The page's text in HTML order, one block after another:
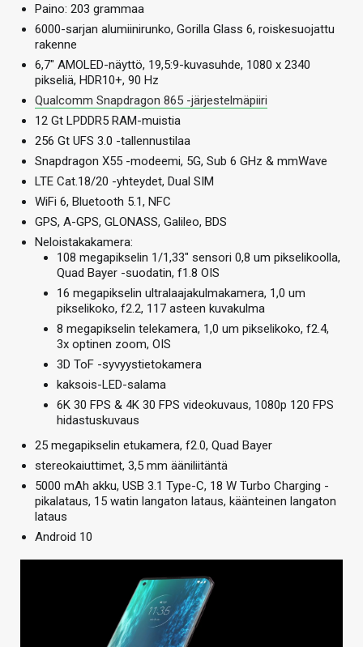
Paino: 203 grammaa
6000-sarjan alumiinirunko, Gorilla Glass 6, roiskesuojattu
rakenne
6,7″ AMOLED-näyttö, 19,5:9-kuvasuhde, 1080 x 2340
pikseliä, HDR10+, 90 Hz
Qualcomm Snapdragon 865 -järjestelmäpiiri
12 Gt LPDDR5 RAM-muistia
256 Gt UFS 3.0 -tallennustilaa
Snapdragon X55 -modeemi, 5G, Sub 6 GHz & mmWave
LTE Cat.18/20 -yhteydet, Dual SIM
WiFi 6, Bluetooth 5.1, NFC
GPS, A-GPS, GLONASS, Galileo, BDS
Neloistakakamera:
108 megapikselin 1/1,33″ sensori 0,8 um pikselikoolla,
Quad Bayer -suodatin, f1.8 OIS
16 megapikselin ultralaajakulmakamera, 1,0 um
pikselikoko, f2.2, 117 asteen kuvakulma
8 megapikselin telekamera, 1,0 um pikselikoko, f2.4,
3x optinen zoom, OIS
3D ToF -syvyystietokamera
kaksois-LED-salama
6K 30 FPS & 4K 30 FPS videokuvaus, 1080p 120 FPS
hidastuskuvaus
25 megapikselin etukamera, f2.0, Quad Bayer
stereokaiuttimet, 3,5 mm ääniliitäntä
5000 mAh akku, USB 3.1 Type-C, 18 W Turbo Charging -
pikalataus, 15 watin langaton lataus, käänteinen langaton
lataus
Android 10